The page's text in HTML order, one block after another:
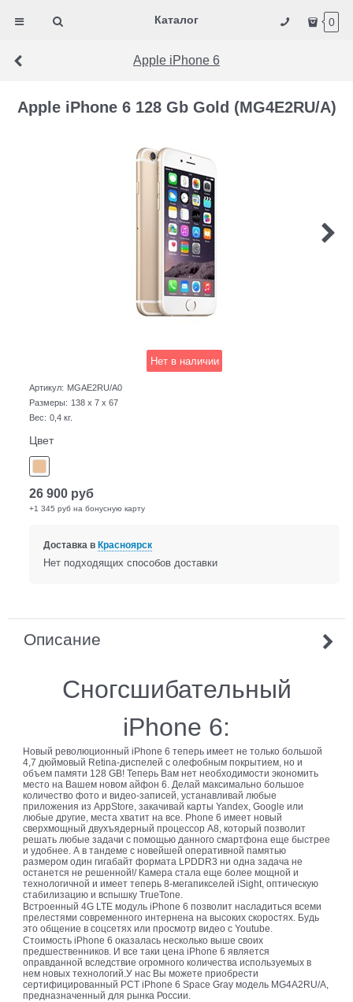
Каталог 0
Apple iPhone 6
Apple iPhone 6 128 Gb Gold (MG4E2RU/A)
Нет в наличии
Артикул: MGAE2RU/A0
Размеры: 138 x 7 x 67
Вес: 0,4 кг.
Цвет
26 900 руб
+1 345 руб на бонусную карту
Доставка в Красноярск
Нет подходящих способов доставки
Описание
Сногсшибательный
iPhone 6:
Новый революционный iPhone 6 теперь имеет не только большой
4,7 дюймовый Retina-диспелей с олефобным покрытием, но и
объем памяти 128 GB! Теперь Вам нет необходимости экономить
место на Вашем новом айфон 6. Делай максимально большое
количество фото и видео-записей, устанавливай любые
приложения из AppStore, закачивай карты Yandex, Google или
любые другие, места хватит на все. Phone 6 имеет новый
сверхмощный двухъядерный процессор A8, который позволит
решать любые задачи с помощью данного смартфона еще быстрее
и удобнее. А в тандеме с новейшей оперативной памятью
размером один гигабайт формата LPDDR3 ни одна задача не
останется не решенной!/ Камера стала еще более мощной и
технологичной и имеет теперь 8-мегапикселей iSight, оптическую
стабилизацию и вспышку TrueTone.
Встроенный 4G LTE модуль iPhone 6 позволит насладиться всеми
прелестями современного интернена на высоких скоростях. Будь
это общение в соцсетях или просмотр видео с Youtube.
Стоимость iPhone 6 оказалась несколько выше своих
предшественников. И все таки цена iPhone 6 является
оправданной вследствие огромного количества используемых в
нем новых технологий.У нас Вы можете приобрести
сертифицированный РСТ iPhone 6 Space Gray модель MG4A2RU/A,
предназначенный для рынка России.